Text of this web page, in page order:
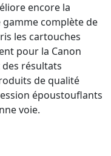
encore la
complète de
les cartouches
pour la Canon
des résultats
de qualité
époustouflants
voie.